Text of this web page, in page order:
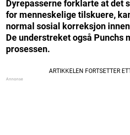
Dyrepasserne forklarte at det
for menneskelige tilskuere,
normal sosial korreksjon
De understreket også Punchs
prosessen.